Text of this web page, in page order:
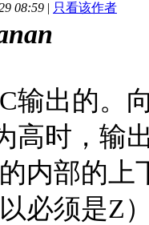
08:59 | 只看该作者
输出的。
高时，
内部的上
必须是Z